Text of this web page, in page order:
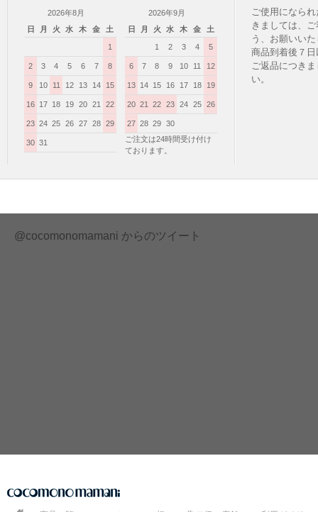
2026年8月
日
月 火 水 木 金 土
1
2 3 4 5 6 7 8
9 10 11 12 13 14 15
16 17 18 19 20 21 22
23 24 25 26 27 28 29
30 31
2026年9月
日
月 火 水 木 金 土
1 2 3 4 5
6 7 8 9 10 11 12
13 14 15 16 17 18 19
20 21 22 23 24 25 26
27 28 29 30
ご注文は24時間受け付け
ております。
ご使用になら
きましては、
う、お願いい
商品到着後７
ご返品につき
い。
@cocomonomamani からのツイート